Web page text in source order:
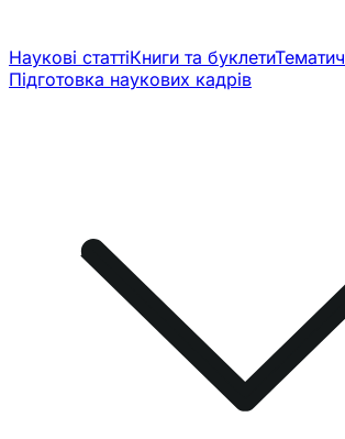
Наукові статтіКниги та буклети
Підготовка наукових кадрів